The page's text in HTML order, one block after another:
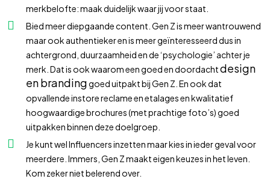
merkbelofte: maak duidelijk waar jij voor staat.
Bied meer diepgaande content. Gen Z is meer wantrouwend
maar ook authentieker en is meer geïnteresseerd dus in
achtergrond, duurzaamheid en de ‘psychologie’ achter je
merk. Dat is ook waarom een goed en doordachtdesign
en brandinggoed uitpakt bij Gen Z. En ook dat
opvallende instore reclame en etalages en kwalitatief
hoogwaardige brochures (met prachtige foto’s) goed
uitpakken binnen deze doelgroep.
Je kunt wel Influencers inzetten maar kies in ieder geval voor
meerdere. Immers, Gen Z maakt eigen keuzes in het leven.
Kom zeker niet belerend over.